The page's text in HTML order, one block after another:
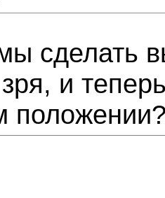
сделать
и